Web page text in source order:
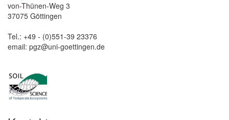
von-Thünen-Weg 3
37075 Göttingen
Tel.: +49 - (0)551-39 23376
email: pgz@uni-goettingen.de